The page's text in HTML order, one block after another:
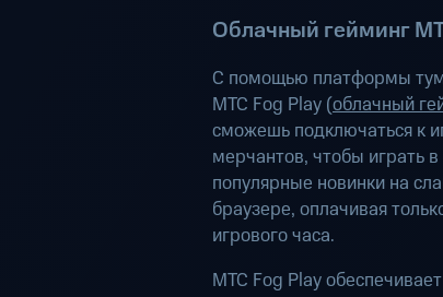
Облачный гейминг
С помощью платформы
МТС Fog Play (облачный
сможешь подключаться к
мерчантов, чтобы играть
популярные новинки на
браузере, оплачивая
игрового часа.
МТС Fog Play